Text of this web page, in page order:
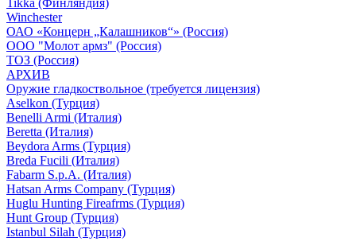
Tikka (Финляндия)
Winchester
ОАО «Концерн „Калашников“» (Россия)
ООО "Молот армз" (Россия)
ТОЗ (Россия)
АРХИВ
Оружие гладкоствольное (требуется лицензия)
Aselkon (Турция)
Benelli Armi (Италия)
Beretta (Италия)
Beydora Arms (Турция)
Breda Fucili (Италия)
Fabarm S.p.A. (Италия)
Hatsan Arms Company (Турция)
Huglu Hunting Fireafrms (Турция)
Hunt Group (Турция)
Istanbul Silah (Турция)